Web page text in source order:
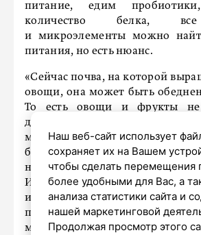
питание, едим пробиотики,
количество белка,
и микроэлементы можно
питания, но есть нюанс.
«Сейчас почва, на которой
овощи, она может быть
То есть овощи и фрукты не
достаточное количество
мы говорим, например, про
большие, вкусные, сладкие, но
намного меньше, а сахара
Именно поэтому сейчас берет
история о том, что мы
периодически пропивать
мультивитаминный
Наш веб-сайт использует
сохраняет их на Вашем
чтобы сделать перемещения
более удобными для Вас, а
анализа статистики сайта и
нашей маркетинговой
Продолжая просмотр этого